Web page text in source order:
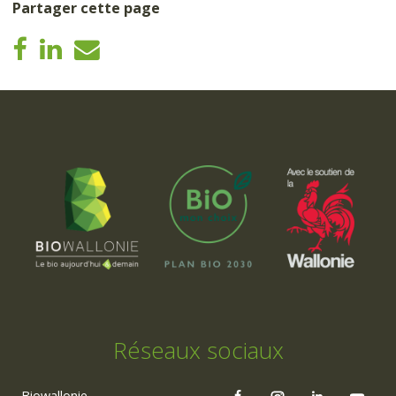
Partager cette page
Réseaux sociaux